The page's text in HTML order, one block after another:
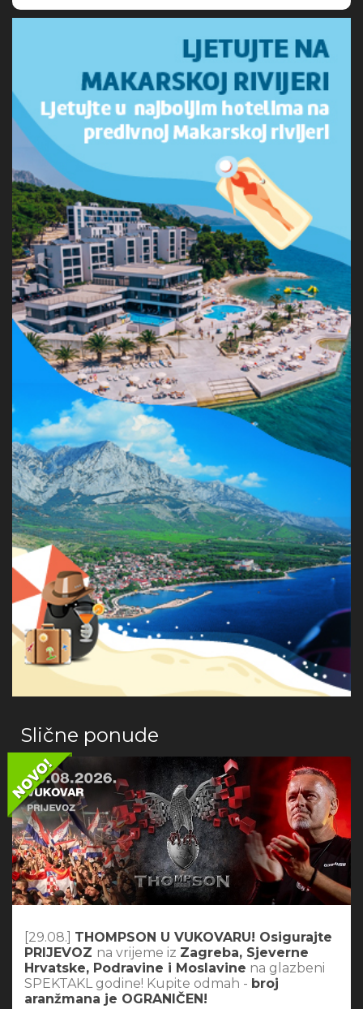
Slične ponude
[29.08.] THOMPSON U VUKOVARU! Osigurajte
PRIJEVOZ na vrijeme iz Zagreba, Sjeverne
Hrvatske, Podravine i Moslavine na glazbeni
SPEKTAKL godine! Kupite odmah - broj
aranžmana je OGRANIČEN!